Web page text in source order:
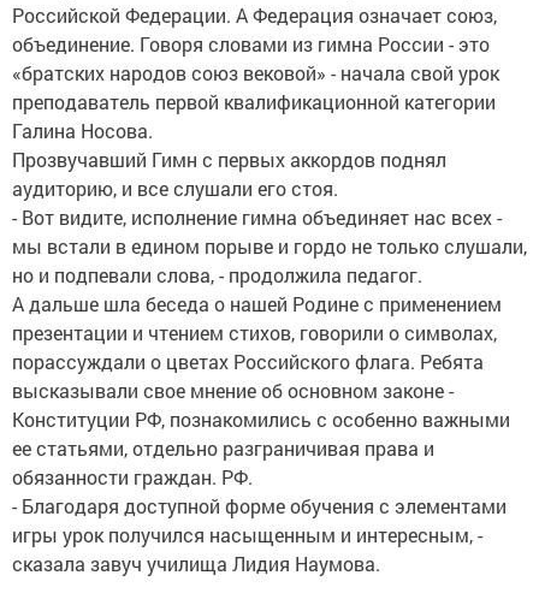
Российской Федерации. А Федерация означает союз,
объединение. Говоря словами из гимна России - это
«братских народов союз вековой» - начала свой урок
преподаватель первой квалификационной категории
Галина Носова.
Прозвучавший Гимн с первых аккордов поднял
аудиторию, и все слушали его стоя.
- Вот видите, исполнение гимна объединяет нас всех -
мы встали в едином порыве и гордо не только слушали,
но и подпевали слова, - продолжила педагог.
А дальше шла беседа о нашей Родине с применением
презентации и чтением стихов, говорили о символах,
порассуждали о цветах Российского флага. Ребята
высказывали свое мнение об основном законе -
Конституции РФ, познакомились с особенно важными
ее статьями, отдельно разграничивая права и
обязанности граждан. РФ.
- Благодаря доступной форме обучения с элементами
игры урок получился насыщенным и интересным, -
сказала завуч училища Лидия Наумова.